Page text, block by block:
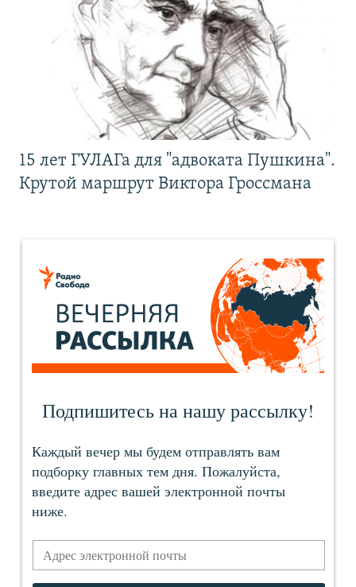
15 лет ГУЛАГа для "адвоката Пушкина".
Крутой маршрут Виктора Гроссмана